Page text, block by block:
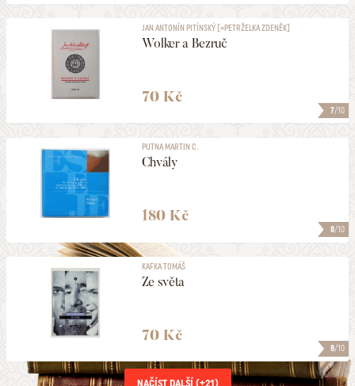
7/10
JAN ANTONÍN PITÍNSKÝ [=PETRŽELKA ZDENĚK]
Wolker a Bezruč
70 Kč
8/10
PUTNA MARTIN C.
Chvály
180 Kč
8/10
KAFKA TOMÁŠ
Ze světa
70 Kč
NAČÍST DALŠÍ (+21)